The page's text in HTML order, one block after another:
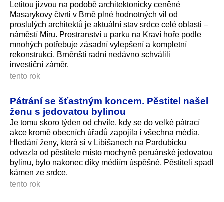
Letitou jizvou na podobě architektonicky ceněné
Masarykovy čtvrti v Brně plné hodnotných vil od
proslulých architektů je aktuální stav srdce celé oblasti –
náměstí Míru. Prostranství u parku na Kraví hoře podle
mnohých potřebuje zásadní vylepšení a kompletní
rekonstrukci. Brněnští radní nedávno schválili
investiční záměr.
tento rok
Pátrání se šťastným koncem. Pěstitel našel
ženu s jedovatou bylinou
Je tomu skoro týden od chvíle, kdy se do velké pátrací
akce kromě obecních úřadů zapojila i všechna média.
Hledání ženy, která si v Libišanech na Pardubicku
odvezla od pěstitele místo mochyně peruánské jedovatou
bylinu, bylo nakonec díky médiím úspěšné. Pěstiteli spadl
kámen ze srdce.
tento rok